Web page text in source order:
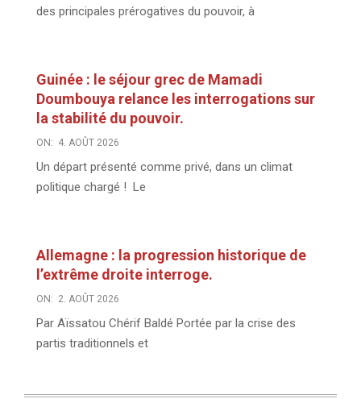
des principales prérogatives du pouvoir, à
Guinée : le séjour grec de Mamadi
Doumbouya relance les interrogations sur
la stabilité du pouvoir.
ON: 4. AOÛT 2026
Un départ présenté comme privé, dans un climat
politique chargé ! Le
Allemagne : la progression historique de
l’extrême droite interroge.
ON: 2. AOÛT 2026
Par Aïssatou Chérif Baldé Portée par la crise des
partis traditionnels et